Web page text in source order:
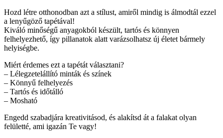
Hozd létre otthonodban azt a stílust, amiről mindig is álmodtál ezzel
a lenyűgöző tapétával!
Kiváló minőségű anyagokból készült, tartós és könnyen
felhelyezhető, így pillanatok alatt varázsolhatsz új életet bármely
helyiségbe.
Miért érdemes ezt a tapétát választani?
– Lélegzetelállító minták és színek
– Könnyű felhelyezés
– Tartós és időtálló
– Mosható
Engedd szabadjára kreativitásod, és alakítsd át a falakat olyan
felületté, ami igazán Te vagy!